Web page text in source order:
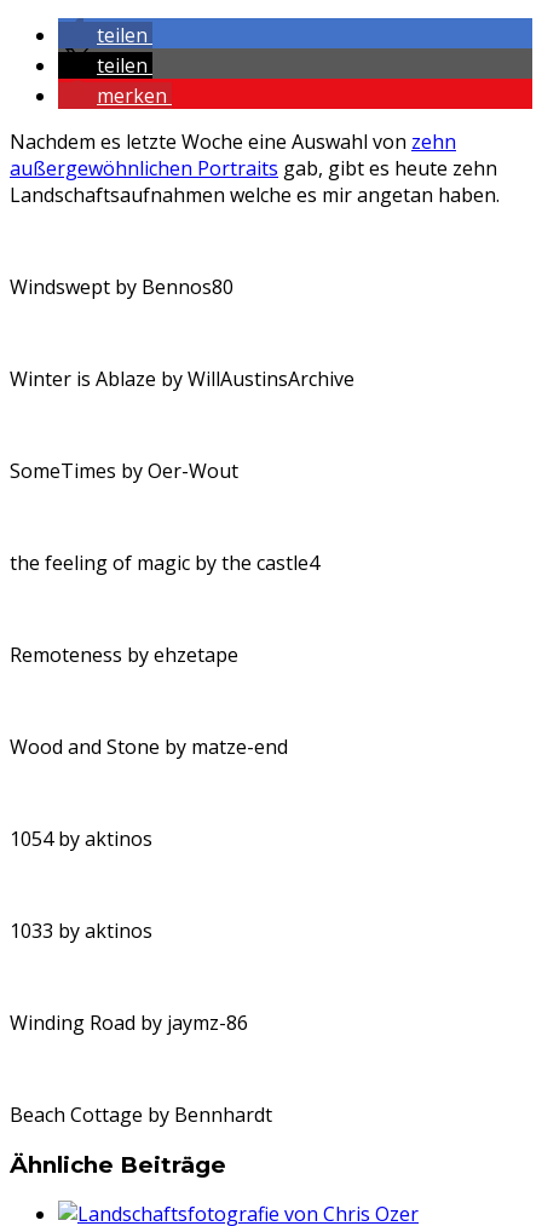
teilen
teilen
merken
Nachdem es letzte Woche eine Auswahl von zehn
außergewöhnlichen Portraits gab, gibt es heute zehn
Landschaftsaufnahmen welche es mir angetan haben.
Windswept by Bennos80
Winter is Ablaze by WillAustinsArchive
SomeTimes by Oer-Wout
the feeling of magic by the castle4
Remoteness by ehzetape
Wood and Stone by matze-end
1054 by aktinos
1033 by aktinos
Winding Road by jaymz-86
Beach Cottage by Bennhardt
Ähnliche Beiträge